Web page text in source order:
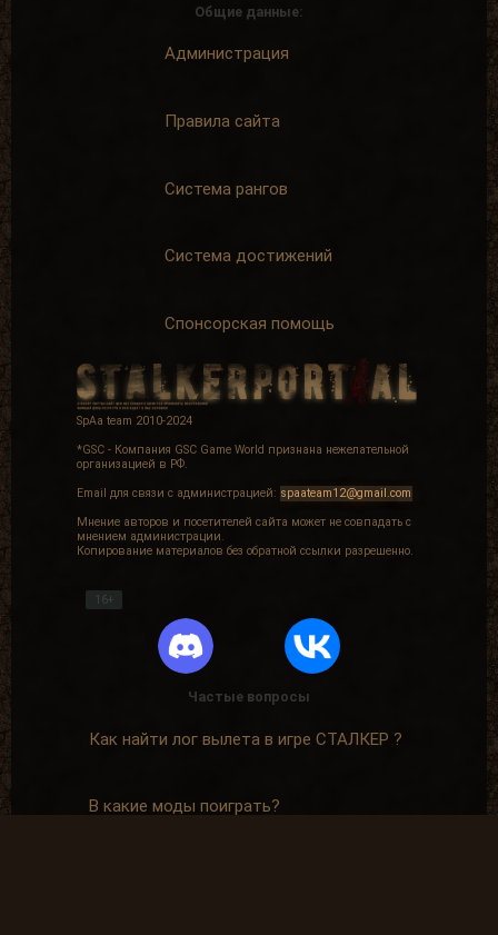
Общие данные:
Администрация
Правила сайта
Система рангов
Система достижений
Спонсорская помощь
SpAa team 2010-2024
*GSC - Компания GSC Game World признана нежелательной
организацией в РФ.
Email для связи с администрацией: spaateam12@gmail.com
Мнение авторов и посетителей сайта может не совпадать с
мнением администрации.
Копирование материалов без обратной ссылки разрешенно.
16+
Частые вопросы
Как найти лог вылета в игре СТАЛКЕР ?
В какие моды поиграть?